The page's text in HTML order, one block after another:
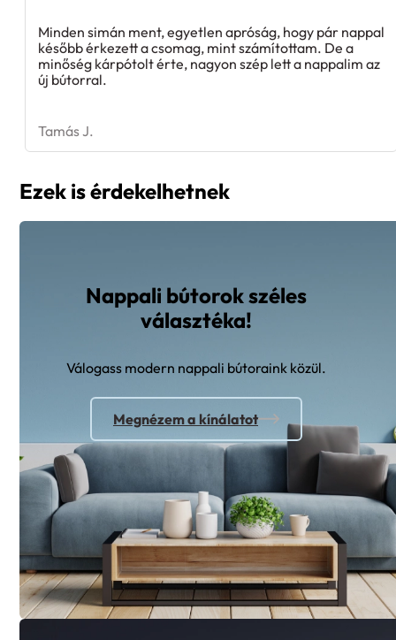
Minden simán ment, egyetlen apróság, hogy pár nappal
később érkezett a csomag, mint számítottam. De a
minőség kárpótolt érte, nagyon szép lett a nappalim az
új bútorral.
Tamás J.
Ezek is érdekelhetnek
Nappali bútorok széles
választéka!
Válogass modern nappali bútoraink közül.
Megnézem a kínálatot